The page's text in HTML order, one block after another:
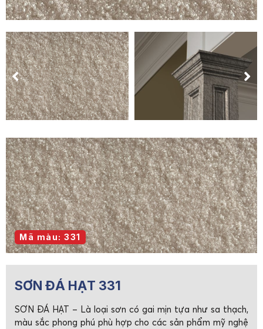
Mã màu: 331
SƠN ĐÁ HẠT 331
SƠN ĐÁ HẠT – Là loại sơn có gai mịn tựa như sa thạch,
màu sắc phong phú phù hợp cho các sản phẩm mỹ nghệ